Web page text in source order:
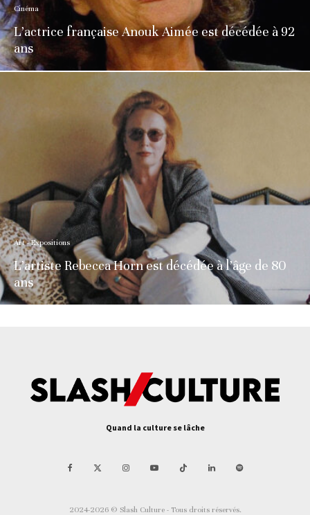
Cinéma
L’actrice française Anouk Aimée est décédée à 92
ans
Art - Expositions
L’artiste Rebecca Horn est décédée à l’âge de 80
ans
Quand la culture se lâche
2024-2026 © Slash Culture - Tous droits réservés.